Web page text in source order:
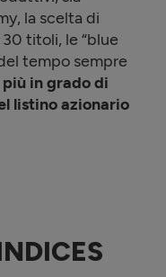
la scelta di
titoli, le “blue
tempo sempre
più in grado di
listino azionario